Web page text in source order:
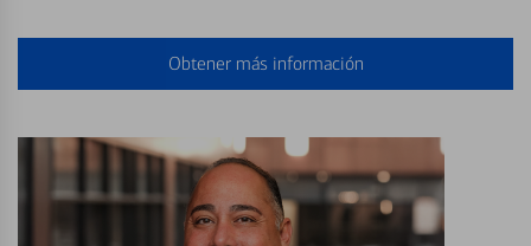
Obtener más información